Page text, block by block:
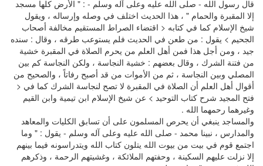
قال رسول الله - صلى الله عليه وعلى آله وسلم - : " الأرض كلها مسجد
إلا المقبرة والحمام " ، هذا الحديث اختلف في وصله وإرساله ، ويقول
شيخ الإسلام كما في كتابه < اقتضاء الصراط المستقيم مخالفة أصحاب
الجحيم > يقول : من طعن في الحديث فلم يستوعب طرقه ، وقال : سنده
جيد ، ومن أجل هذا فمن أهل العلم من يحرم الصلاة في المقبرة خشية
من فتنة الشرك ، وقال بعضهم : خشية النجاسة ، ولكن النجاسة كم بين
المصلي وبين النجاسة ، ثم من الأموات من قد أصبح رفاتاً ، والصحيح من
أقوال أهل العلم أن الصلاة في المقبرة لا تصح لنجاسة الشرك كما في <
فتح المجيد شرح كتاب التوحيد > عن شيخ الإسلام ابن تيمية وابن القيم
وغيرهما رحمهما الله .
والمساجد ينبغي أن يحرص المسلمون على أن تسابق الكليات والمعاهد
والمدارس ، نبينا محمد - صلى الله عليه وعلى آله وسلم - يقول : " وما
اجتمع قوم في بيت من بيوت الله يتلون كتاب الله ويتدراسونه فيما بينهم
إلا نزلت عليهم السكينة ، وحفتهم الملائكة ، وغشيتهم الرحمة ، وذكرهم